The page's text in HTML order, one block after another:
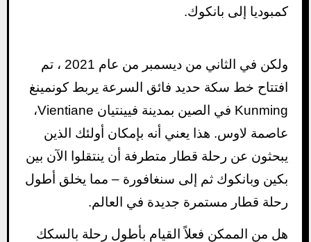
كمبوديا إلى بانكوك.
ولكن في الثاني من ديسمبر من عام 2021 ، تم
افتتاح خط سكة حديد فائق السرعة يربط كونمينغ
Kunming في الصين بمدينة فيينتيان Vientiane،
عاصمة لاوس. هذا يعني أنه بإمكان أولئك الذين
يبحثون عن رحلة قطار متطرفة أن ينتقلوا الآن بين
بكين وبانكوك ثم إلى سنغافورة – مما يخلق أطول
رحلة قطار مستمرة جديدة في العالم.
هل من الممكن فعلاً القيام بأطول رحلة بالسكك